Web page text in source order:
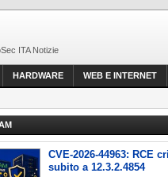
ITA Notizie
HARDWARE WEB E INTERNET
CVE-2026-44963: RCE
subito a 12.3.2.4854